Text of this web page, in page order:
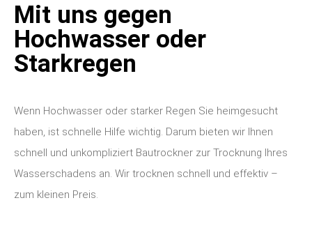
Mit uns gegen
Hochwasser oder
Starkregen
Wenn Hochwasser oder starker Regen Sie heimgesucht
haben, ist schnelle Hilfe wichtig. Darum bieten wir Ihnen
schnell und unkompliziert Bautrockner zur Trocknung Ihres
Wasserschadens an. Wir trocknen schnell und effektiv –
zum kleinen Preis.